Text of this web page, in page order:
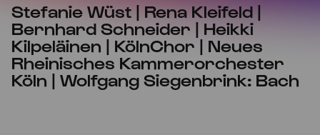
Stefanie Wüst | Rena Kleifeld |
Bernhard Schneider | Heikki
Kilpeläinen | KölnChor | Neues
Rheinisches Kammerorchester
Köln | Wolfgang Siegenbrink: Bach